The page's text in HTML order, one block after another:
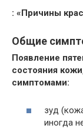
: «Причины
Общие
Появление
состояния
симптомами:
зуд
иногда